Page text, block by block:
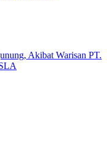
Akibat Warisan PT.